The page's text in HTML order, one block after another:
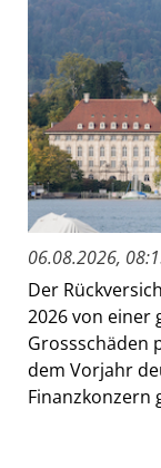
06.08.2026,
Der
2026 von einer
Grossschäden
dem Vorjahr
Finanzkonzern